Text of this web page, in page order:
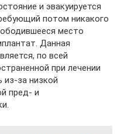
и эвакуируется
потом никакого
место
Данная
по всей
при лечении
из-за низкой
пред- и